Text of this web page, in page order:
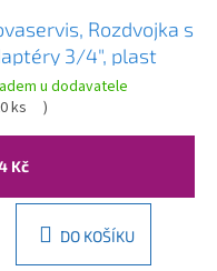
Rozdvojka s
3/4", plast
u dodavatele
ks )
Kč
DO KOŠÍKU